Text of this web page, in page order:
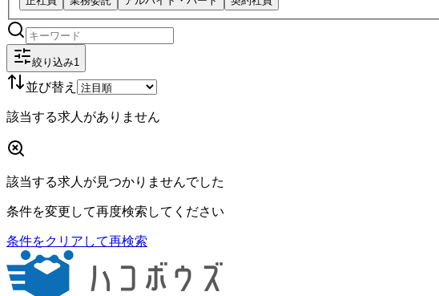
絞り込み1
並び替え
該当する求人がありません
該当する求人が見つかりませんでした
条件を変更して再度検索してください
条件をクリアして再検索